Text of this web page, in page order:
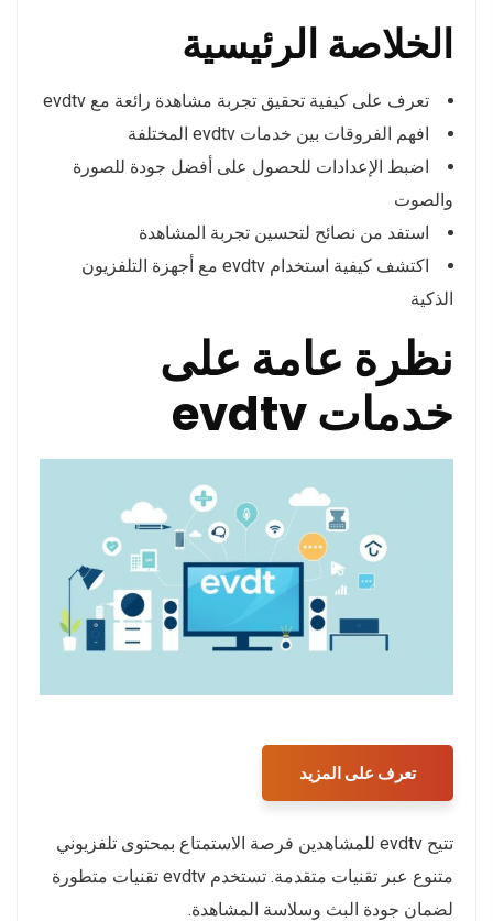
الخلاصة الرئيسية
تعرف على كيفية تحقيق تجربة مشاهدة رائعة مع evdtv
افهم الفروقات بين خدمات evdtv المختلفة
اضبط الإعدادات للحصول على أفضل جودة للصورة
والصوت
استفد من نصائح لتحسين تجربة المشاهدة
اكتشف كيفية استخدام evdtv مع أجهزة التلفزيون
الذكية
نظرة عامة على
خدمات evdtv
تعرف على المزيد
تتيح evdtv للمشاهدين فرصة الاستمتاع بمحتوى تلفزيوني
متنوع عبر تقنيات متقدمة. تستخدم evdtv تقنيات متطورة
لضمان جودة البث وسلاسة المشاهدة.